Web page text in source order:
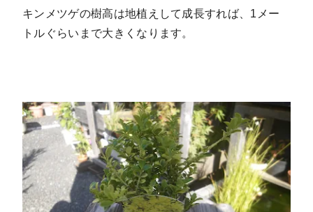
キンメツゲの樹高は地植えして成長すれば、1メー
トルぐらいまで大きくなります。